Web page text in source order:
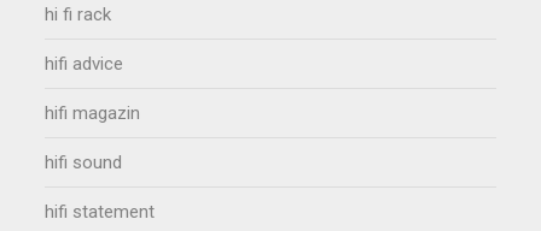
hi fi rack
hifi advice
hifi magazin
hifi sound
hifi statement